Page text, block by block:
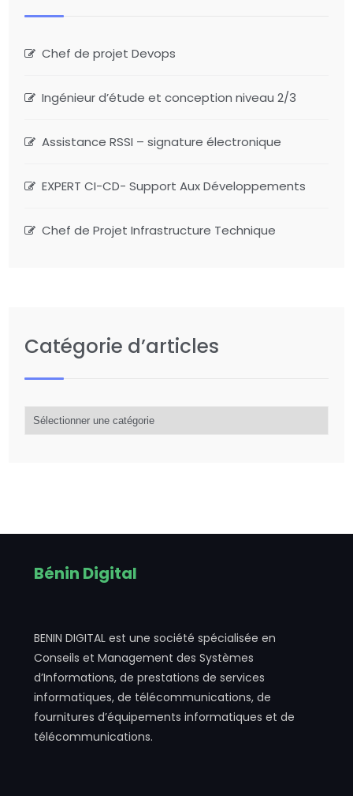
Chef de projet Devops
Ingénieur d’étude et conception niveau 2/3
Assistance RSSI – signature électronique
EXPERT CI-CD- Support Aux Développements
Chef de Projet Infrastructure Technique
Catégorie d’articles
d’articles
Bénin Digital
BENIN DIGITAL est une société spécialisée en
Conseils et Management des Systèmes
d’Informations, de prestations de services
informatiques, de télécommunications, de
fournitures d’équipements informatiques et de
télécommunications.